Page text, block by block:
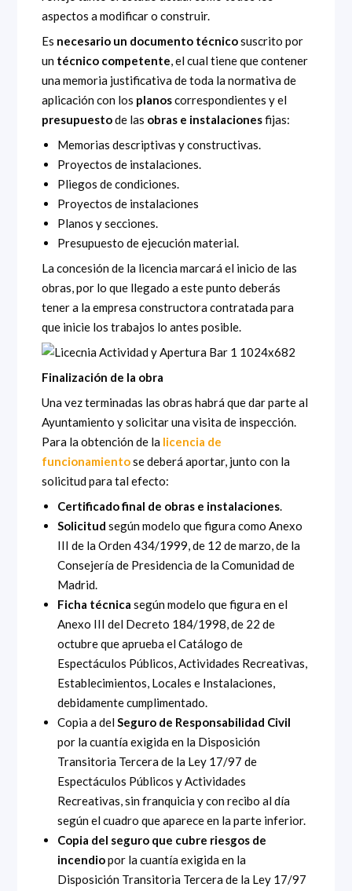
aspectos a modificar o construir.
Es necesario un documento técnicosuscrito por
un técnico competente, el cual tiene que contener
una memoria justificativa de toda la normativa de
aplicación con los planoscorrespondientes y el
presupuestode las obras e instalacionesfijas:
Memorias descriptivas y constructivas.
Proyectos de instalaciones.
Pliegos de condiciones.
Proyectos de instalaciones
Planos y secciones.
Presupuesto de ejecución material.
La concesión de la licencia marcará el inicio de las
obras, por lo que llegado a este punto deberás
tener a la empresa constructora contratada para
que inicie los trabajos lo antes posible.
Finalización de la obra
Una vez terminadas las obras habrá que dar parte al
Ayuntamiento y solicitar una visita de inspección.
Para la obtención de la licencia de
funcionamientose deberá aportar, junto con la
solicitud para tal efecto:
Certificado final de obras e instalaciones.
Solicitud según modelo que figura como Anexo
III de la Orden 434/1999, de 12 de marzo, de la
Consejería de Presidencia de la Comunidad de
Madrid.
Ficha técnica según modelo que figura en el
Anexo III del Decreto 184/1998, de 22 de
octubre que aprueba el Catálogo de
Espectáculos Públicos, Actividades Recreativas,
Establecimientos, Locales e Instalaciones,
debidamente cumplimentado.
Copia a delSeguro de Responsabilidad Civil
por la cuantía exigida en la Disposición
Transitoria Tercera de la Ley 17/97 de
Espectáculos Públicos y Actividades
Recreativas, sin franquicia y con recibo al día
según el cuadro que aparece en la parte inferior.
Copia del seguro que cubre riesgos de
incendiopor la cuantía exigida en la
Disposición Transitoria Tercera de la Ley 17/97